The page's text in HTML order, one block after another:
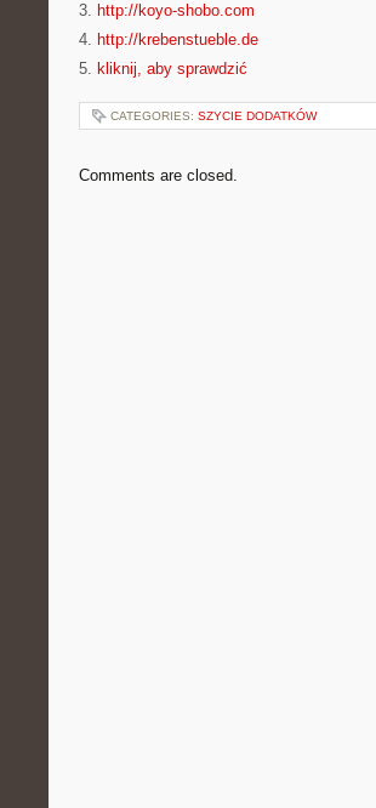
3. http://koyo-shobo.com
4. http://krebenstueble.de
5. kliknij, aby sprawdzić
CATEGORIES: SZYCIE DODATKÓW
Comments are closed.